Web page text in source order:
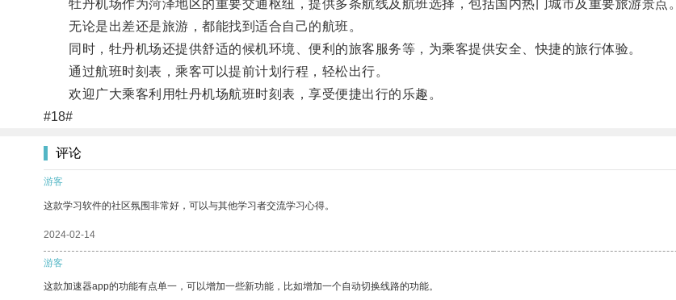
牡丹机场作为菏泽地区的重要交通枢纽，提供多条航线及航班选择，包括国内热门城市及重要旅游景点。
无论是出差还是旅游，都能找到适合自己的航班。
同时，牡丹机场还提供舒适的候机环境、便利的旅客服务等，为乘客提供安全、快捷的旅行体验。
通过航班时刻表，乘客可以提前计划行程，轻松出行。
欢迎广大乘客利用牡丹机场航班时刻表，享受便捷出行的乐趣。
#18#
评论
游客
这款学习软件的社区氛围非常好，可以与其他学习者交流学习心得。
2024-02-14
游客
这款加速器app的功能有点单一，可以增加一些新功能，比如增加一个自动切换线路的功能。